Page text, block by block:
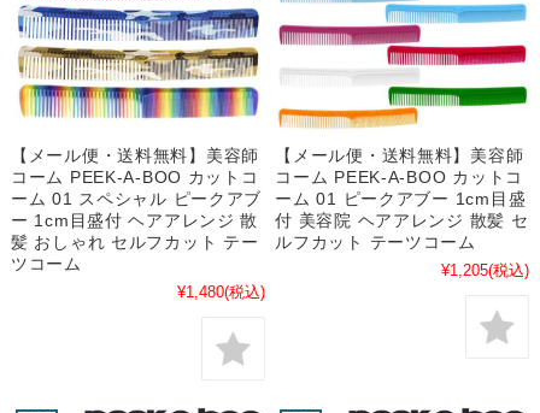
【メール便・送料無料】美容師
コーム PEEK-A-BOO カットコ
ーム 01 スペシャル ピークアブ
ー 1cm目盛付 ヘアアレンジ 散
髪 おしゃれ セルフカット テー
ツコーム
¥1,480(税込)
【メール便・送料無料】美容師
コーム PEEK-A-BOO カットコ
ーム 01 ピークアブー 1cm目盛
付 美容院 ヘアアレンジ 散髪 セ
ルフカット テーツコーム
¥1,205(税込)